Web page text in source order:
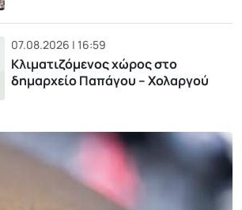
07.08.2026 | 16:59
Κλιματιζόμενος χώρος στο
δημαρχείο Παπάγου – Χολαργού